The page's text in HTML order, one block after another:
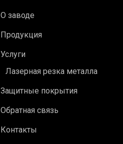
О заводе
Продукция
Услуги
Лазерная резка металла
Защитные покрытия
Обратная связь
Контакты